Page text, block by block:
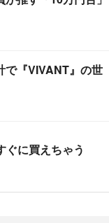
で『VIVANT』の世
ぐに買えちゃう